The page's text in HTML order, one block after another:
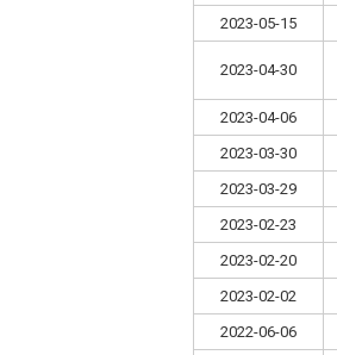
2023-05-15
2023-04-30
2023-04-06
2023-03-30
2023-03-29
2023-02-23
2023-02-20
2023-02-02
2022-06-06